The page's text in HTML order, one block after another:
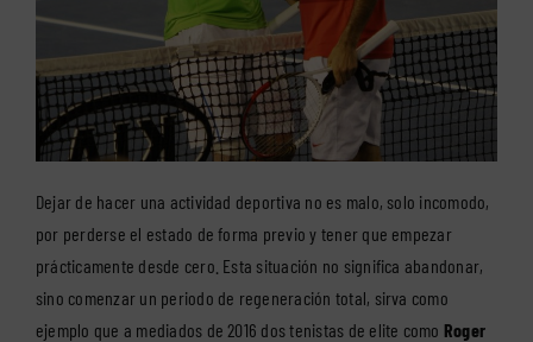
Dejar de hacer una actividad deportiva no es malo, solo incomodo,
por perderse el estado de forma previo y tener que empezar
prácticamente desde cero. Esta situación no significa abandonar,
sino comenzar un periodo de regeneración total, sirva como
ejemplo que a mediados de 2016 dos tenistas de elite como Roger